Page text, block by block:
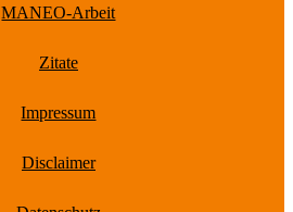
MANEO-Arbeit
Zitate
Impressum
Disclaimer